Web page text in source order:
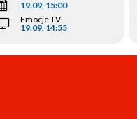
19.09, 15:00
Emocje TV
19.09, 14:55